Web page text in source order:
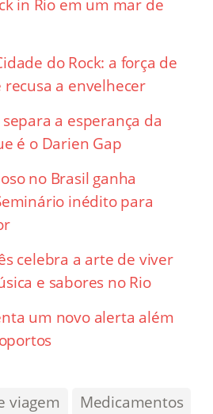
in Rio em um mar de
do Rock: a força de
a envelhecer
a esperança da
é o Darien Gap
no Brasil ganha
inédito para
celebra a arte de viver
e sabores no Rio
um novo alerta além
viagem
Medicamentos